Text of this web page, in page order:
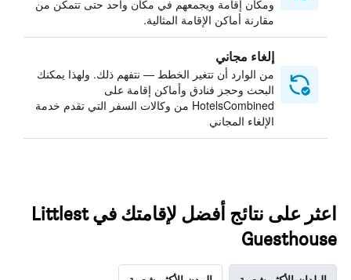
ومكان إقامة ويجمعهم في مكان واحد حتى تتمكن من
مقارنة أماكن الإقامة المثالية.
إلغاء مجاني
من الوارد أن تتغير الخطط — نتفهم ذلك. ولهذا يمكنك
البحث وحجز فنادق وأماكن إقامة على
HotelsCombined من وكالات السفر التي تقدم خدمة
الإلغاء المجاني
اعثر على نتائج أفضل لإقامتك في Littlest
Guesthouse